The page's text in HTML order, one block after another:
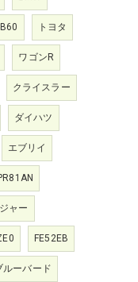
トヨタ
ワゴンR
クライスラー
ダイハツ
エブリイ
ャー
FE52EB
ルーバード